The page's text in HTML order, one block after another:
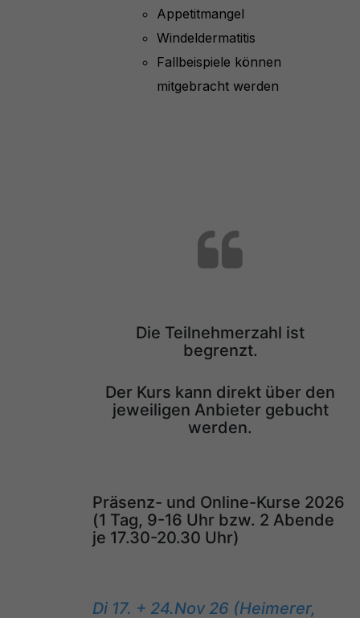
Appetitmangel
Windeldermatitis
Fallbeispiele können
mitgebracht werden
Die Teilnehmerzahl ist
begrenzt.
Der Kurs kann direkt über den
jeweiligen Anbieter gebucht
werden.
Präsenz- und Online-Kurse 2026
(1 Tag, 9-16 Uhr bzw. 2 Abende
je 17.30-20.30 Uhr)
Di 17. + 24.Nov 26 (Heimerer,